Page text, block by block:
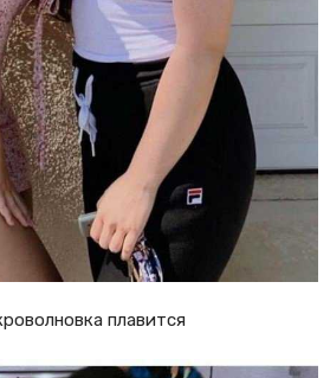
плавится